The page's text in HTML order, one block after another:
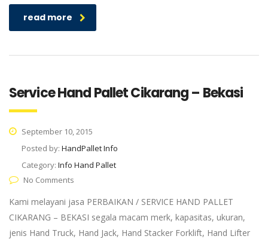
read more
Service Hand Pallet Cikarang – Bekasi
September 10, 2015
Posted by: HandPallet Info
Category: Info Hand Pallet
No Comments
Kami melayani jasa PERBAIKAN / SERVICE HAND PALLET
CIKARANG – BEKASI segala macam merk, kapasitas, ukuran,
jenis Hand Truck, Hand Jack, Hand Stacker Forklift, Hand Lifter